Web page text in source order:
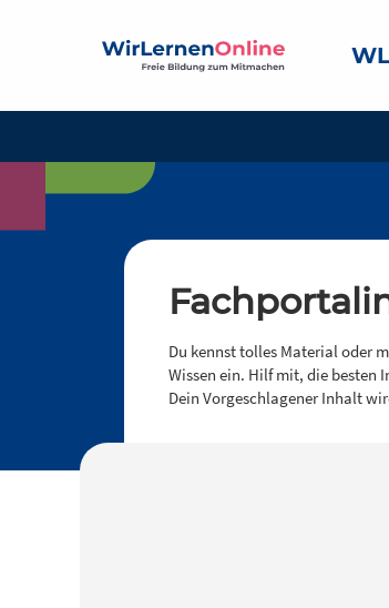
Du kennst tolles Material oder
Wissen ein. Hilf mit, die besten
Dein Vorgeschlagener Inhalt